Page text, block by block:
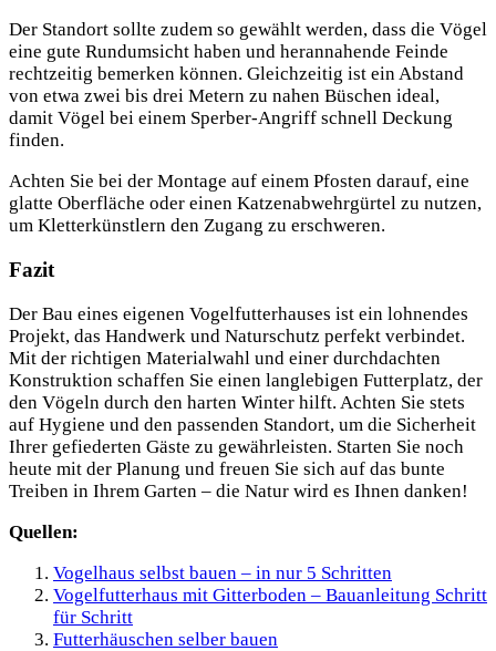
Der Standort sollte zudem so gewählt werden, dass die Vögel
eine gute Rundumsicht haben und herannahende Feinde
rechtzeitig bemerken können. Gleichzeitig ist ein Abstand
von etwa zwei bis drei Metern zu nahen Büschen ideal,
damit Vögel bei einem Sperber-Angriff schnell Deckung
finden.
Achten Sie bei der Montage auf einem Pfosten darauf, eine
glatte Oberfläche oder einen Katzenabwehrgürtel zu nutzen,
um Kletterkünstlern den Zugang zu erschweren.
Fazit
Der Bau eines eigenen Vogelfutterhauses ist ein lohnendes
Projekt, das Handwerk und Naturschutz perfekt verbindet.
Mit der richtigen Materialwahl und einer durchdachten
Konstruktion schaffen Sie einen langlebigen Futterplatz, der
den Vögeln durch den harten Winter hilft. Achten Sie stets
auf Hygiene und den passenden Standort, um die Sicherheit
Ihrer gefiederten Gäste zu gewährleisten. Starten Sie noch
heute mit der Planung und freuen Sie sich auf das bunte
Treiben in Ihrem Garten – die Natur wird es Ihnen danken!
Quellen:
Vogelhaus selbst bauen – in nur 5 Schritten
Vogelfutterhaus mit Gitterboden – Bauanleitung Schritt
für Schritt
Futterhäuschen selber bauen